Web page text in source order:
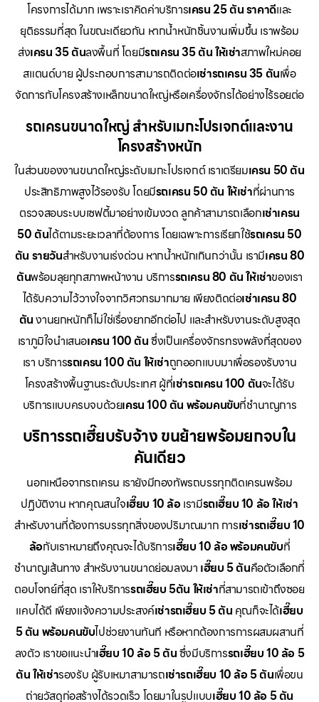
โครงการได้มาก เพราะเราคิดค่าบริการเครน 25 ตัน ราคาดีและ
ยุติธรรมที่สุด ในขณะเดียวกัน หากน้ำหนักชิ้นงานเพิ่มขึ้น เราพร้อม
ส่งเครน 35 ตันลงพื้นที่ โดยมีรถเครน 35 ตัน ให้เช่าสภาพใหม่คอย
สแตนด์บาย ผู้ประกอบการสามารถติดต่อเช่ารถเครน 35 ตันเพื่อ
จัดการกับโครงสร้างเหล็กขนาดใหญ่หรือเครื่องจักรได้อย่างไร้รอยต่อ
รถเครนขนาดใหญ่ สำหรับเมกะโปรเจกต์และงาน
โครงสร้างหนัก
ในส่วนของงานขนาดใหญ่ระดับเมกะโปรเจกต์ เราเตรียมเครน 50 ตัน
ประสิทธิภาพสูงไว้รองรับ โดยมีรถเครน 50 ตัน ให้เช่าที่ผ่านการ
ตรวจสอบระบบเซฟตี้มาอย่างเข้มงวด ลูกค้าสามารถเลือกเช่าเครน
50 ตันได้ตามระยะเวลาที่ต้องการ โดยเฉพาะการเรียกใช้รถเครน 50
ตัน รายวันสำหรับงานเร่งด่วน หากน้ำหนักเกินกว่านั้น เรามีเครน 80
ตันพร้อมลุยทุกสภาพหน้างาน บริการรถเครน 80 ตัน ให้เช่าของเรา
ได้รับความไว้วางใจจากวิศวกรมากมาย เพียงติดต่อเช่าเครน 80
ตันงานยกหนักก็ไม่ใช่เรื่องยากอีกต่อไป และสำหรับงานระดับสูงสุด
เราภูมิใจนำเสนอเครน 100 ตันซึ่งเป็นเครื่องจักรทรงพลังที่สุดของ
เรา บริการรถเครน 100 ตัน ให้เช่าถูกออกแบบมาเพื่อรองรับงาน
โครงสร้างพื้นฐานระดับประเทศ ผู้ที่เช่ารถเครน 100 ตันจะได้รับ
บริการแบบครบจบด้วยเครน 100 ตัน พร้อมคนขับที่ชำนาญการ
บริการรถเฮี๊ยบรับจ้าง ขนย้ายพร้อมยกจบใน
คันเดียว
นอกเหนือจากรถเครน เรายังมีกองทัพรถบรรทุกติดเครนพร้อม
ปฏิบัติงาน หากคุณสนใจเฮี๊ยบ 10 ล้อเรามีรถเฮี๊ยบ 10 ล้อ ให้เช่า
สำหรับงานที่ต้องการบรรทุกสิ่งของปริมาณมาก การเช่ารถเฮี๊ยบ 10
ล้อกับเราหมายถึงคุณจะได้บริการเฮี๊ยบ 10 ล้อ พร้อมคนขับที่
ชำนาญเส้นทาง สำหรับงานขนาดย่อมลงมา เฮี๊ยบ 5 ตันคือตัวเลือกที่
ตอบโจทย์ที่สุด เราให้บริการรถเฮี๊ยบ 5ตัน ให้เช่าที่สามารถเข้าถึงซอย
แคบได้ดี เพียงแจ้งความประสงค์เช่ารถเฮี๊ยบ 5 ตัน คุณก็จะได้เฮี๊ยบ
5 ตัน พร้อมคนขับไปช่วยงานทันที หรือหากต้องการการผสมผสานที่
ลงตัว เราขอแนะนำเฮี๊ยบ 10 ล้อ 5 ตันซึ่งมีบริการรถเฮี๊ยบ 10 ล้อ 5
ตัน ให้เช่ารองรับ ผู้รับเหมาสามารถเช่ารถเฮี๊ยบ 10 ล้อ 5 ตันเพื่อขน
ถ่ายวัสดุก่อสร้างได้รวดเร็ว โดยมาในรูปแบบเฮี๊ยบ 10 ล้อ 5 ตัน